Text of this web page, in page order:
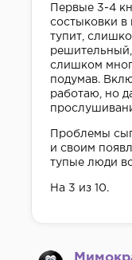
Первые 3-4
состыковки в
тупит,
слишком
подумав.
работаю, но
Проблемы
и своим
тупые люди
На 3 из 10.